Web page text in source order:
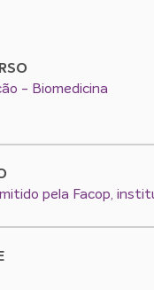
- Biomedicina
pela Facop,